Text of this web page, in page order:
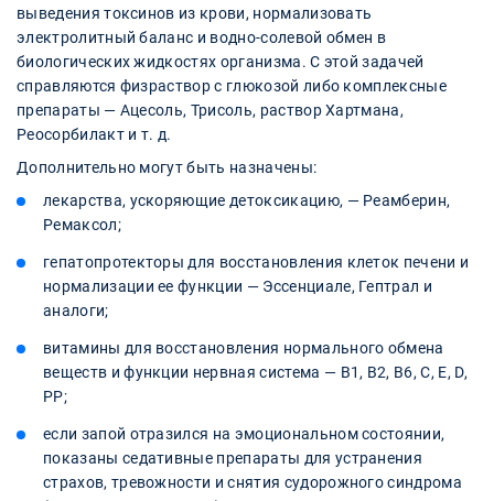
выведения токсинов из крови, нормализовать
электролитный баланс и водно-солевой обмен в
биологических жидкостях организма. С этой задачей
справляются физраствор с глюкозой либо комплексные
препараты — Ацесоль, Трисоль, раствор Хартмана,
Реосорбилакт и т. д.
Дополнительно могут быть назначены:
лекарства, ускоряющие детоксикацию, — Реамберин,
Ремаксол;
гепатопротекторы для восстановления клеток печени и
нормализации ее функции — Эссенциале, Гептрал и
аналоги;
витамины для восстановления нормального обмена
веществ и функции нервная система — B1, B2, B6, C, E, D,
PP;
если запой отразился на эмоциональном состоянии,
показаны седативные препараты для устранения
страхов, тревожности и снятия судорожного синдрома